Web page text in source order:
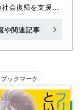
会復帰を支援す
かのお仕事をし
：
や関連記事
ブックマーク